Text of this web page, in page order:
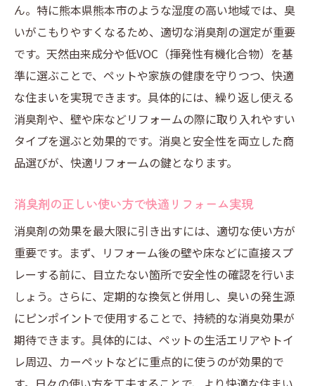
ん。特に熊本県熊本市のような湿度の高い地域では、臭
いがこもりやすくなるため、適切な消臭剤の選定が重要
です。天然由来成分や低VOC（揮発性有機化合物）を基
準に選ぶことで、ペットや家族の健康を守りつつ、快適
な住まいを実現できます。具体的には、繰り返し使える
消臭剤や、壁や床などリフォームの際に取り入れやすい
タイプを選ぶと効果的です。消臭と安全性を両立した商
品選びが、快適リフォームの鍵となります。
消臭剤の正しい使い方で快適リフォーム実現
消臭剤の効果を最大限に引き出すには、適切な使い方が
重要です。まず、リフォーム後の壁や床などに直接スプ
レーする前に、目立たない箇所で安全性の確認を行いま
しょう。さらに、定期的な換気と併用し、臭いの発生源
にピンポイントで使用することで、持続的な消臭効果が
期待できます。具体的には、ペットの生活エリアやトイ
レ周辺、カーペットなどに重点的に使うのが効果的で